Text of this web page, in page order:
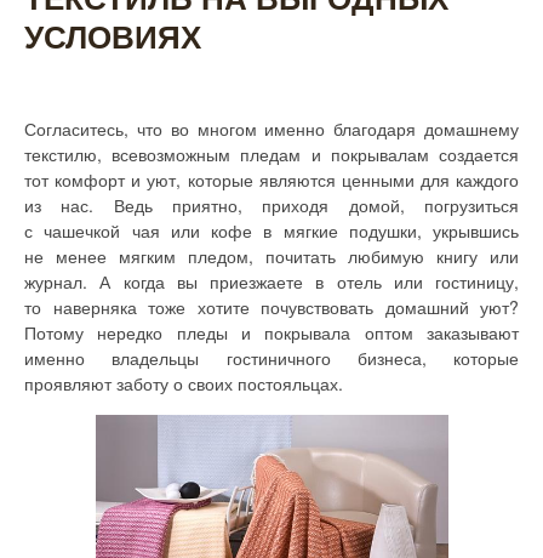
УСЛОВИЯХ
Согласитесь, что во многом именно благодаря домашнему
текстилю, всевозможным пледам и покрывалам создается
тот комфорт и уют, которые являются ценными для каждого
из нас. Ведь приятно, приходя домой, погрузиться
с чашечкой чая или кофе в мягкие подушки, укрывшись
не менее мягким пледом, почитать любимую книгу или
журнал. А когда вы приезжаете в отель или гостиницу,
то наверняка тоже хотите почувствовать домашний уют?
Потому нередко пледы и покрывала оптом заказывают
именно владельцы гостиничного бизнеса, которые
проявляют заботу о своих постояльцах.